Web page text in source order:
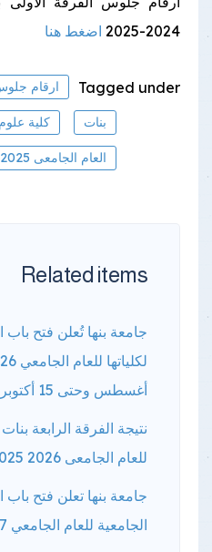
2024-2025
اضغط هنا
Tagged under ارقام
بنات كلية
العام الجامعى 20242025
Related items
جامعة بنها تُعلن فتح باب
أغسطس وحتى 15 أكتوبر
نتيجة الفرقة الرابعة
للعام الجامعى 2026 2025 م
جامعة بنها تعلن فتح باب
الجامعية للعام الجامعي 2026/2027